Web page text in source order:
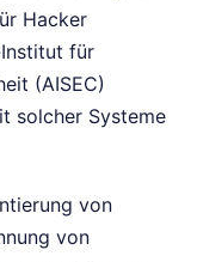
Hacker
für
(AISEC)
solcher Systeme
von
von